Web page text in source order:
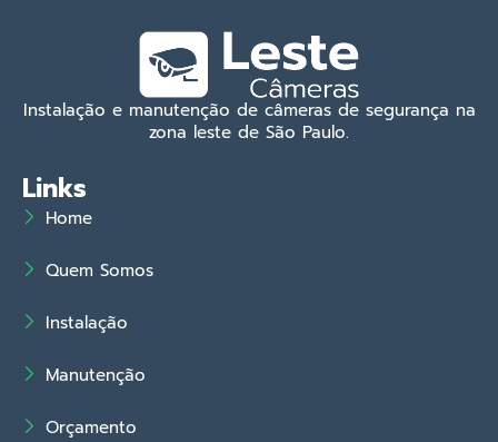
Instalação e manutenção de câmeras de segurança na
zona leste de São Paulo.
Links
Home
Quem Somos
Instalação
Manutenção
Orçamento